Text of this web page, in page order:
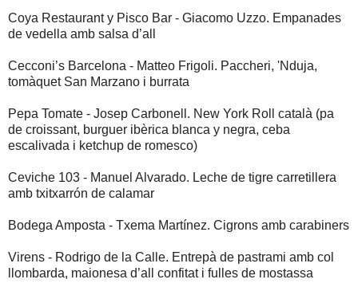
Coya Restaurant y Pisco Bar - Giacomo Uzzo. Empanades
de vedella amb salsa d’all
Cecconi’s Barcelona - Matteo Frigoli. Paccheri, 'Nduja,
tomàquet San Marzano i burrata
Pepa Tomate - Josep Carbonell. New York Roll català (pa
de croissant, burguer ibèrica blanca y negra, ceba
escalivada i ketchup de romesco)
Ceviche 103 - Manuel Alvarado. Leche de tigre carretillera
amb txitxarrón de calamar
Bodega Amposta - Txema Martínez. Cigrons amb carabiners
Virens - Rodrigo de la Calle. Entrepà de pastrami amb col
llombarda, maionesa d’all confitat i fulles de mostassa